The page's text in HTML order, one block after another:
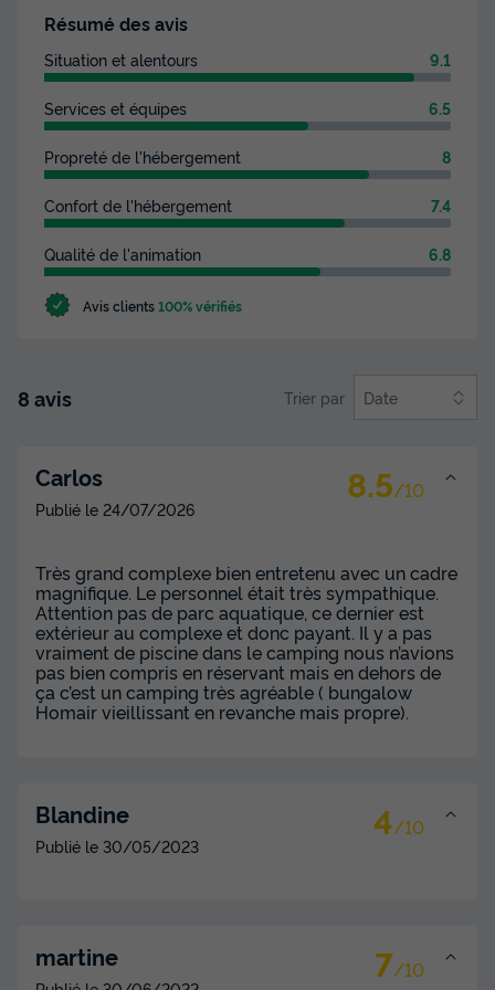
Chauffage
+ 3
APPARTEMENT 7 personnes - Appartement 4+3
du09/12/2026au16/12/2026
Meilleur prix pour 7 nuits
Modifier les dates
525 €
Voir les disponibilités
MOBILHOME 6 personnes - Mobile Home
Annulation gratuite
Adultes
6
Chambres
3
MOBILHOME 6 personnes - Mobile Home familial de luxe
Meilleur prix pour 7 nuits
Résumé des avis
Situation et alentours 9.1
Services et équipes 6.5
Propreté de l'hébergement 8
Confort de l'hébergement 7.4
Qualité de l'animation 6.8
Avis clients100% vérifiés
8 avis Trier par Date
Carlos 8.5/10
Publié le 24/07/2026
Très grand complexe bien entretenu avec un cadre
magnifique. Le personnel était très sympathique.
Attention pas de parc aquatique, ce dernier est
extérieur au complexe et donc payant. Il y a pas
vraiment de piscine dans le camping nous n’avions
pas bien compris en réservant mais en dehors de
ça c’est un camping très agréable ( bungalow
Homair vieillissant en revanche mais propre).
Blandine 4/10
Publié le 30/05/2023
martine 7/10